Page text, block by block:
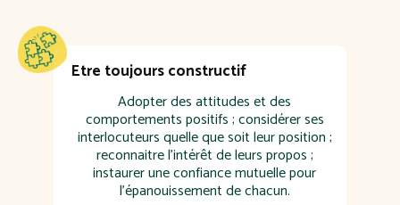
Etre toujours constructif
Adopter des attitudes et des
comportements positifs ; considérer ses
interlocuteurs quelle que soit leur position ;
reconnaitre l'intérêt de leurs propos ;
instaurer une confiance mutuelle pour
l'épanouissement de chacun.